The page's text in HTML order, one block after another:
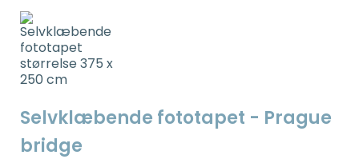
Selvklæbende fototapet - Prague
bridge